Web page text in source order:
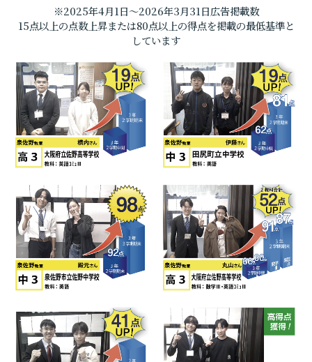
※2025年4月1日～2026年3月31日広告掲載数
15点以上の点数上昇または80点以上の得点を掲載の最低基準と
しています